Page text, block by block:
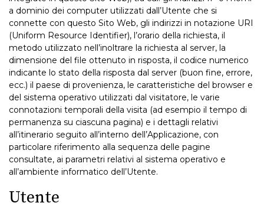
a dominio dei computer utilizzati dall’Utente che si
connette con questo Sito Web, gli indirizzi in notazione URI
(Uniform Resource Identifier), l’orario della richiesta, il
metodo utilizzato nell’inoltrare la richiesta al server, la
dimensione del file ottenuto in risposta, il codice numerico
indicante lo stato della risposta dal server (buon fine, errore,
ecc.) il paese di provenienza, le caratteristiche del browser e
del sistema operativo utilizzati dal visitatore, le varie
connotazioni temporali della visita (ad esempio il tempo di
permanenza su ciascuna pagina) e i dettagli relativi
all’itinerario seguito all’interno dell’Applicazione, con
particolare riferimento alla sequenza delle pagine
consultate, ai parametri relativi al sistema operativo e
all’ambiente informatico dell’Utente.
Utente